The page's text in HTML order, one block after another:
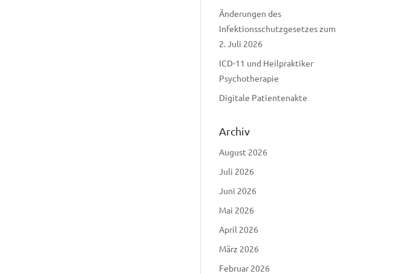
Änderungen des
Infektionsschutzgesetzes zum
2. Juli 2026
ICD-11 und Heilpraktiker
Psychotherapie
Digitale Patientenakte
Archiv
August 2026
Juli 2026
Juni 2026
Mai 2026
April 2026
März 2026
Februar 2026